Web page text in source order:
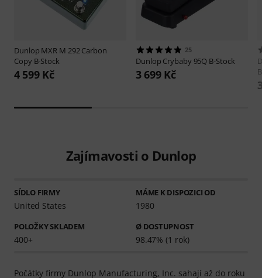
Dunlop MXR M 292 Carbon
Copy B-Stock
4 599 Kč
25
Dunlop Crybaby 95Q B-Stock
3 699 Kč
Zajímavosti o Dunlop
SÍDLO FIRMY
United States
MÁME K DISPOZICI OD
1980
POLOŽKY SKLADEM
400+
Ø DOSTUPNOST
98.47% (1 rok)
Počátky firmy Dunlop Manufacturing, Inc. sahají až do roku